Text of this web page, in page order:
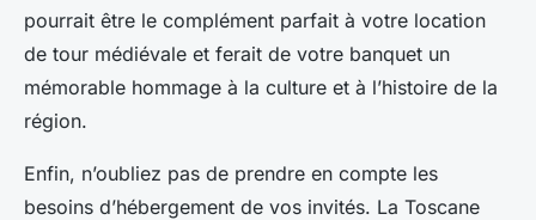
pourrait être le complément parfait à votre location
de tour médiévale et ferait de votre banquet un
mémorable hommage à la culture et à l’histoire de la
région.
Enfin, n’oubliez pas de prendre en compte les
besoins d’hébergement de vos invités. La Toscane